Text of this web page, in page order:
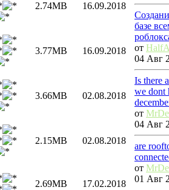
2.74MB 16.09.2018
3.77MB 16.09.2018
3.66MB 02.08.2018
2.15MB 02.08.2018
2.69MB 17.02.2018
базе
от
04 Авг
Is there
we dont
от
04 Авг
are
от
01 Авг